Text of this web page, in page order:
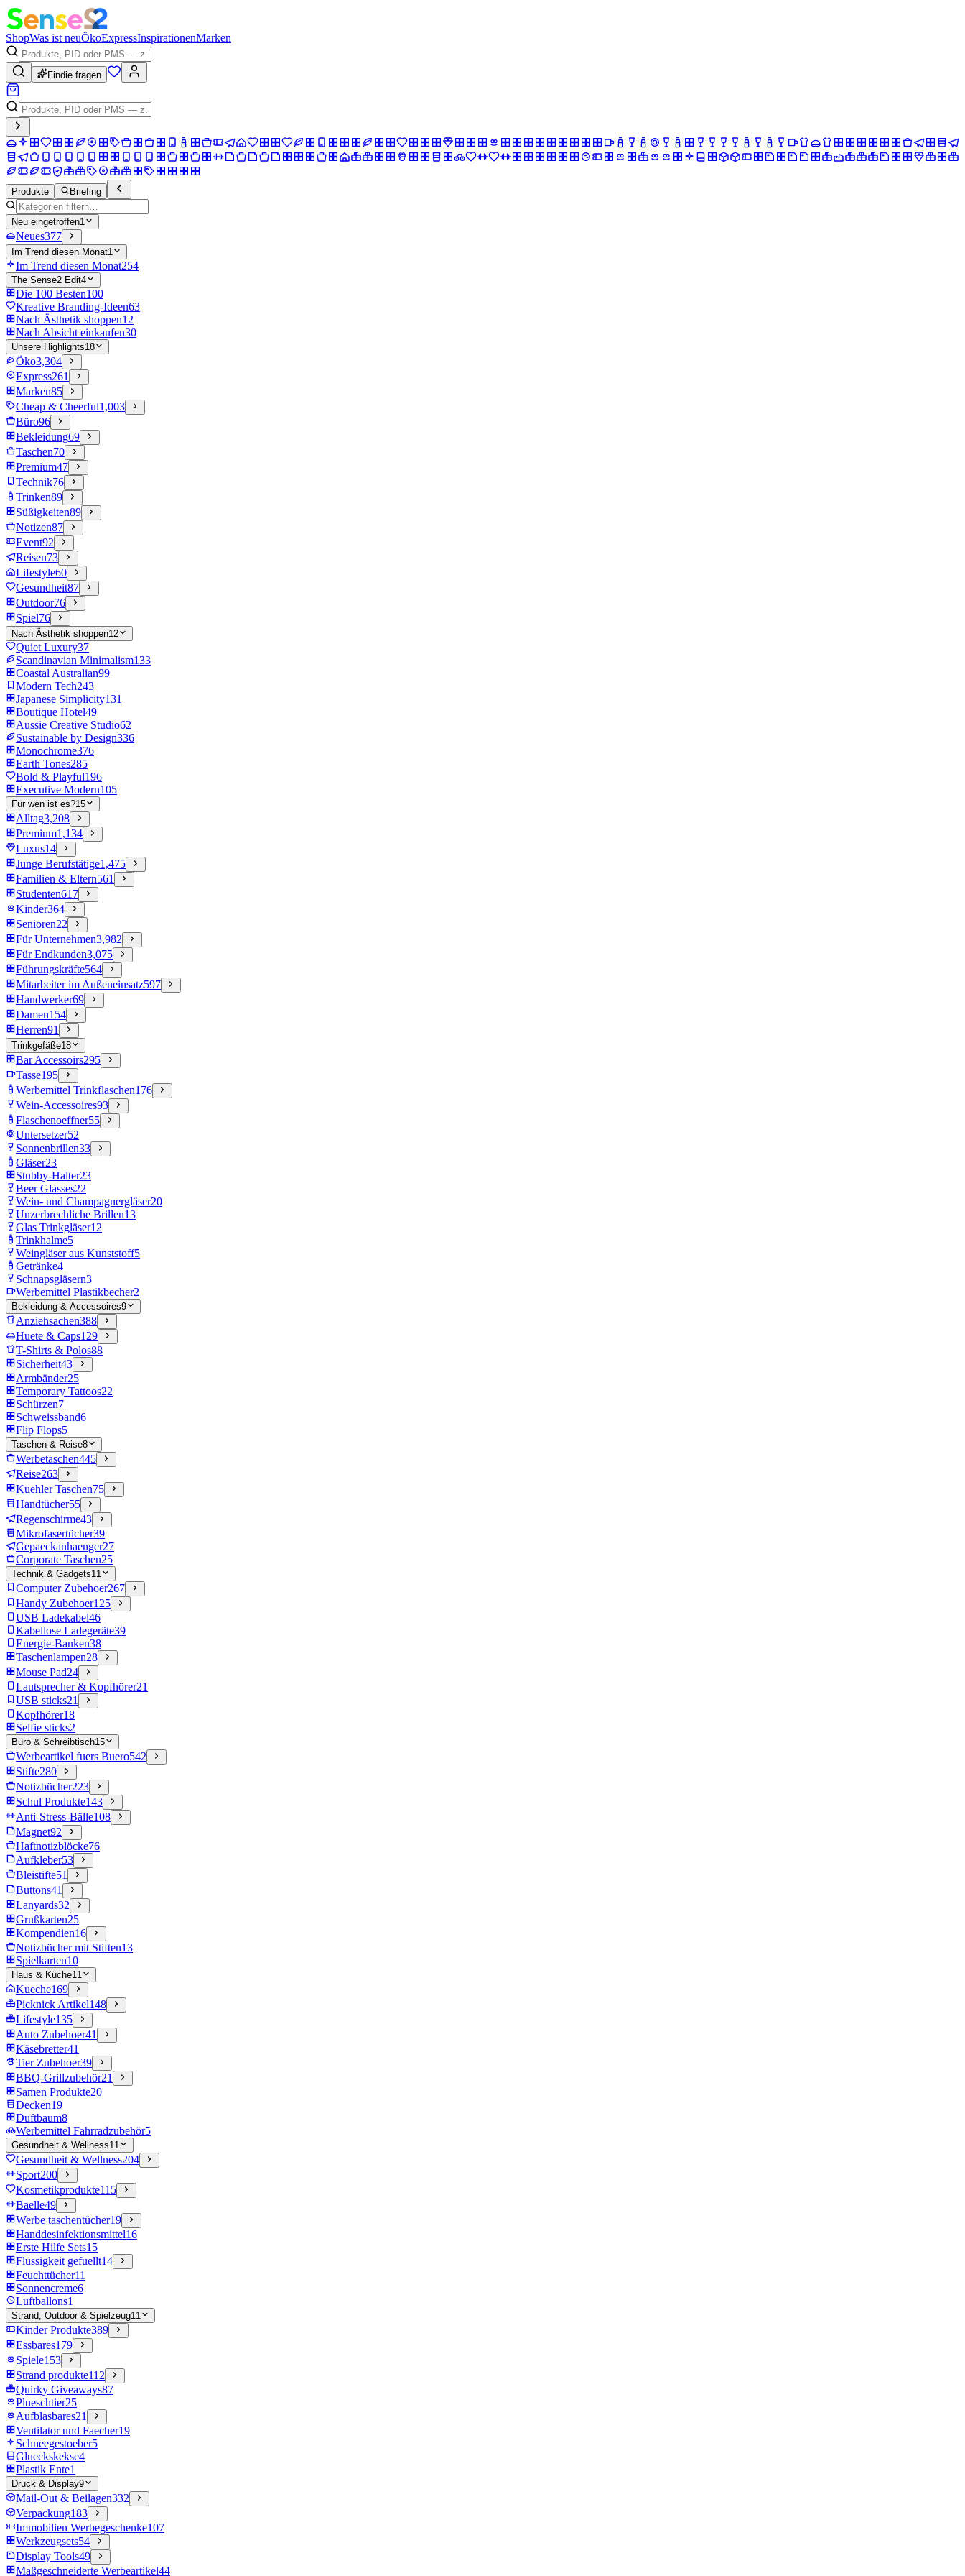
ShopWas ist neuÖkoExpressInspirationenMarken
Findie fragen
Produkte Briefing
Neu eingetroffen1
Neues377
Im Trend diesen Monat1
Im Trend diesen Monat254
The Sense2 Edit4
Die 100 Besten100
Kreative Branding-Ideen63
Nach Ästhetik shoppen12
Nach Absicht einkaufen30
Unsere Highlights18
Öko3,304
Express261
Marken85
Cheap & Cheerful1,003
Büro96
Bekleidung69
Taschen70
Premium47
Technik76
Trinken89
Süßigkeiten89
Notizen87
Event92
Reisen73
Lifestyle60
Gesundheit87
Outdoor76
Spiel76
Nach Ästhetik shoppen12
Quiet Luxury37
Scandinavian Minimalism133
Coastal Australian99
Modern Tech243
Japanese Simplicity131
Boutique Hotel49
Aussie Creative Studio62
Sustainable by Design336
Monochrome376
Earth Tones285
Bold & Playful196
Executive Modern105
Für wen ist es?15
Alltag3,208
Premium1,134
Luxus14
Junge Berufstätige1,475
Familien & Eltern561
Studenten617
Kinder364
Senioren22
Für Unternehmen3,982
Für Endkunden3,075
Führungskräfte564
Mitarbeiter im Außeneinsatz597
Handwerker69
Damen154
Herren91
Trinkgefäße18
Bar Accessoirs295
Tasse195
Werbemittel Trinkflaschen176
Wein-Accessoires93
Flaschenoeffner55
Untersetzer52
Sonnenbrillen33
Gläser23
Stubby-Halter23
Beer Glasses22
Wein- und Champagnergläser20
Unzerbrechliche Brillen13
Glas Trinkgläser12
Trinkhalme5
Weingläser aus Kunststoff5
Getränke4
Schnapsgläsern3
Werbemittel Plastikbecher2
Bekleidung & Accessoires9
Anziehsachen388
Huete & Caps129
T-Shirts & Polos88
Sicherheit43
Armbänder25
Temporary Tattoos22
Schürzen7
Schweissband6
Flip Flops5
Taschen & Reise8
Werbetaschen445
Reise263
Kuehler Taschen75
Handtücher55
Regenschirme43
Mikrofasertücher39
Gepaeckanhaenger27
Corporate Taschen25
Technik & Gadgets11
Computer Zubehoer267
Handy Zubehoer125
USB Ladekabel46
Kabellose Ladegeräte39
Energie-Banken38
Taschenlampen28
Mouse Pad24
Lautsprecher & Kopfhörer21
USB sticks21
Kopfhörer18
Selfie sticks2
Büro & Schreibtisch15
Werbeartikel fuers Buero542
Stifte280
Notizbücher223
Schul Produkte143
Anti-Stress-Bälle108
Magnet92
Haftnotizblöcke76
Aufkleber53
Bleistifte51
Buttons41
Lanyards32
Grußkarten25
Kompendien16
Notizbücher mit Stiften13
Spielkarten10
Haus & Küche11
Kueche169
Picknick Artikel148
Lifestyle135
Auto Zubehoer41
Käsebretter41
Tier Zubehoer39
BBQ-Grillzubehör21
Samen Produkte20
Decken19
Duftbaum8
Werbemittel Fahrradzubehör5
Gesundheit & Wellness11
Gesundheit & Wellness204
Sport200
Kosmetikprodukte115
Baelle49
Werbe taschentücher19
Handdesinfektionsmittel16
Erste Hilfe Sets15
Flüssigkeit gefuellt14
Feuchttücher11
Sonnencreme6
Luftballons1
Strand, Outdoor & Spielzeug11
Kinder Produkte389
Essbares179
Spiele153
Strand produkte112
Quirky Giveaways87
Plueschtier25
Aufblasbares21
Ventilator und Faecher19
Schneegestoeber5
Glueckskekse4
Plastik Ente1
Druck & Display9
Mail-Out & Beilagen332
Verpackung183
Immobilien Werbegeschenke107
Werkzeugsets54
Display Tools49
Maßgeschneiderte Werbeartikel44